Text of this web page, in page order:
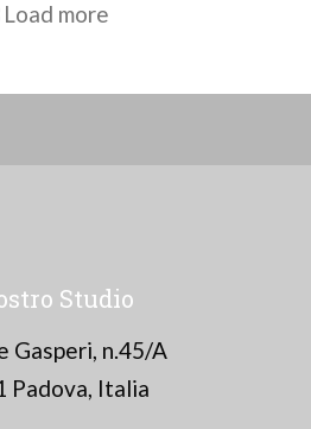
Load more
Studio
Gasperi, n.45/A
Padova, Italia